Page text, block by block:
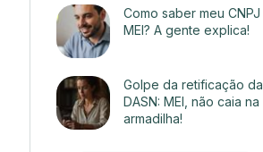
Como saber meu CNPJ
MEI? A gente explica!
Golpe da retificação da
DASN: MEI, não caia na
armadilha!